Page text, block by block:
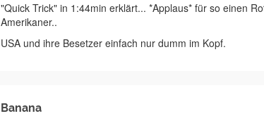
"Quick Trick" in 1:44min erklärt... *Applaus* für so einen
Amerikaner..
USA und ihre Besetzer einfach nur dumm im Kopf.
Banana